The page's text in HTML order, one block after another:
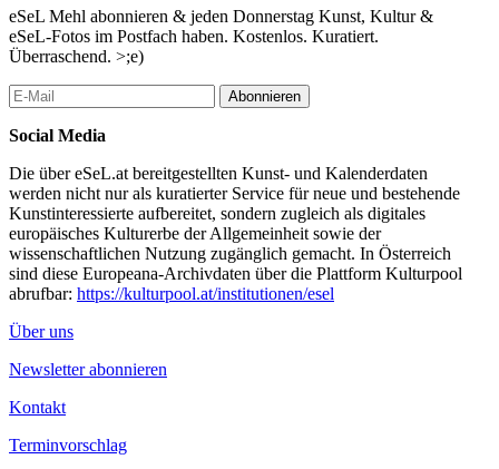
eSeL Mehl abonnieren & jeden Donnerstag Kunst, Kultur &
eSeL-Fotos im Postfach haben. Kostenlos. Kuratiert.
Überraschend. >;e)
Abonnieren
Social Media
Die über eSeL.at bereitgestellten Kunst- und Kalenderdaten
werden nicht nur als kuratierter Service für neue und bestehende
Kunstinteressierte aufbereitet, sondern zugleich als digitales
europäisches Kulturerbe der Allgemeinheit sowie der
wissenschaftlichen Nutzung zugänglich gemacht. In Österreich
sind diese Europeana-Archivdaten über die Plattform Kulturpool
abrufbar: https://kulturpool.at/institutionen/esel
Über uns
Newsletter abonnieren
Kontakt
Terminvorschlag